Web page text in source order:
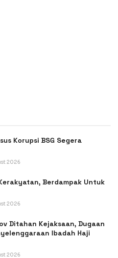
Korupsi BSG Segera
2026
Berdampak Untuk
2026
Ditahan Kejaksaan, Dugaan
Ibadah Haji
2026